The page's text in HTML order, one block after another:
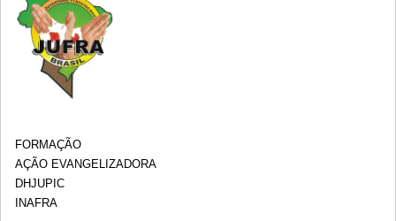
FORMAÇÃO
AÇÃO EVANGELIZADORA
DHJUPIC
INAFRA